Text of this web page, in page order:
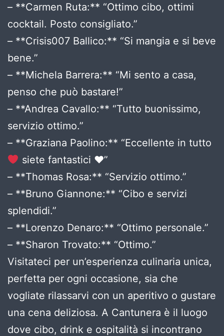
– **Carmen Ruta:** “Ottimo cibo, ottimi
cocktail. Posto consigliato.”
– **Crisis007 Ballico:** “Si mangia e si beve
bene.”
– **Michela Barrera:** “Mi sento a casa,
penso che può bastare!”
– **Andrea Cavallo:** “Tutto buonissimo,
servizio ottimo.”
– **Graziana Paolino:** “Eccellente in tutto
siete fantastici ♥️”
– **Thomas Rosa:** “Servizio ottimo.”
– **Bruno Giannone:** “Cibo e servizi
splendidi.”
– **Lorenzo Denaro:** “Ottimo personale.”
– **Sharon Trovato:** “Ottimo.”
Visitateci per un’esperienza culinaria unica,
perfetta per ogni occasione, sia che
vogliate rilassarvi con un aperitivo o gustare
una cena deliziosa. A Cantunera è il luogo
dove cibo, drink e ospitalità si incontrano